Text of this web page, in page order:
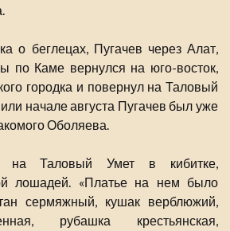
о беглецах, Пугачев через Алат,
по Каме вернулся на юго-восток,
городка и повернул на Таловый
начале августа Пугачев был уже
Оболяева.
на Таловый Умет в кибитке,
лошадей. «Платье на нем было
сермяжный, кушак верблюжий,
рубашка крестьянская,